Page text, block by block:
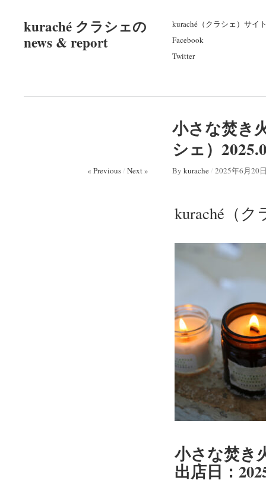
kuraché クラシェの
news & report
kuraché（クラシェ）サイ
Facebook
Twitter
小さな焚き
シェ）
« Previous/ Next » By kurache/ 2025年6月20
kuraché（
小さな焚き
出店日：